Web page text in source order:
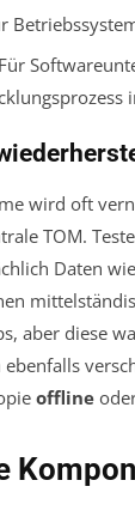
wird oft
TOM.
Daten
aber diese
offline